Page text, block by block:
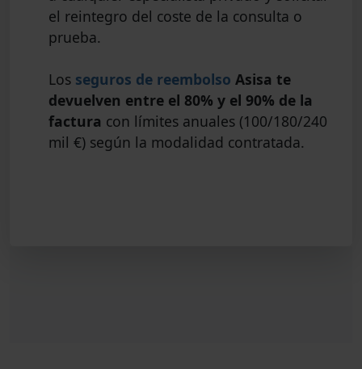
el reintegro del coste de la consulta o
prueba.
Los seguros de reembolso Asisa te
devuelven entre el 80% y el 90% de la
factura con límites anuales (100/180/240
mil €) según la modalidad contratada.